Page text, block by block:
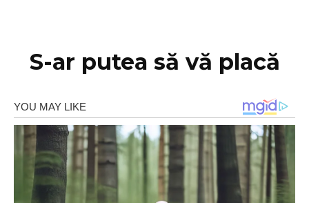
S-ar putea să vă placă